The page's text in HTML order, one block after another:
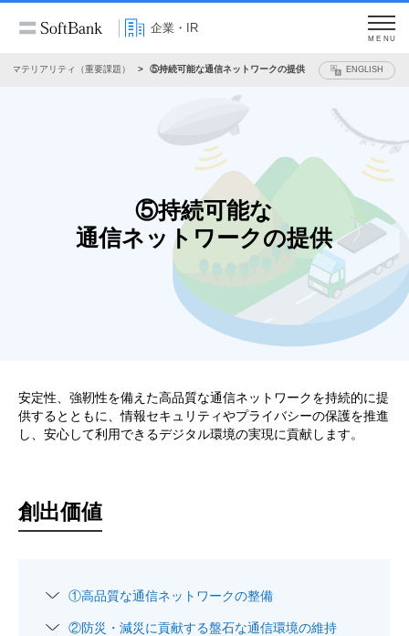
企業・IR
MENU
マテリアリティ（重要課題） ⑤持続可能な通信ネットワークの提供 ENGLISH
⑤持続可能な
通信ネットワークの提供
安定性、強靭性を備えた高品質な通信ネットワークを持続的に提
供するとともに、情報セキュリティやプライバシーの保護を推進
し、安心して利用できるデジタル環境の実現に貢献します。
創出価値
①高品質な通信ネットワークの整備
②防災・減災に貢献する盤石な通信環境の維持